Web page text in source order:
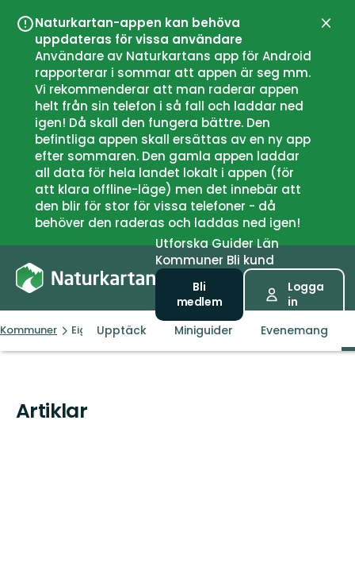
Naturkartan-appen kan behöva
uppdateras för vissa användare
Användare av Naturkartans app för Android
rapporterar i sommar att appen är seg mm.
Vi rekommenderar att man raderar appen
helt från sin telefon i så fall och laddar ned
igen! Då skall den fungera bättre. Den
befintliga appen skall ersättas av en ny app
efter sommaren. Den gamla appen laddar
all data för hela landet lokalt i appen (för
att klara offline-läge) men det innebär att
den blir för stor för vissa telefoner - då
behöver den raderas och laddas ned igen!
UtforskaGuiderLän
Kommuner Bli kund
Bli
medlem
Logga
in
Kommuner EigersundUpptäck Miniguider Evenemang
Artiklar